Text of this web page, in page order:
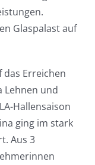
Glaspalast auf
Erreichen
Lehnen und
Hallensaison
ging im stark
Aus 3